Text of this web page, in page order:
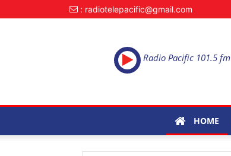
: radiotelepacific@gmail.com
Radio Pacific 101.5 fm
HOME